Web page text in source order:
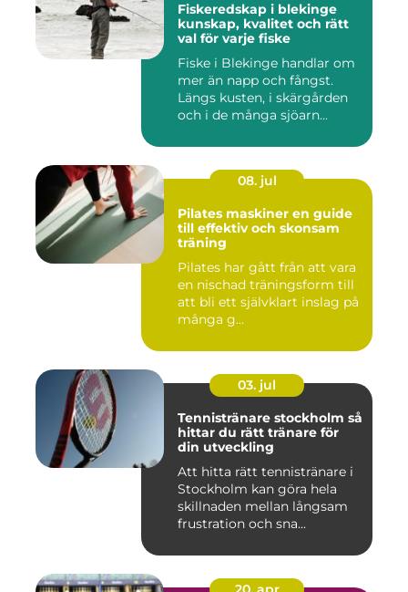
Fiskeredskap i blekinge
kunskap, kvalitet och rätt
val för varje fiske
Fiske i Blekinge handlar om
mer än napp och fångst.
Längs kusten, i skärgården
och i de många sjöarn...
08. jul
Pilates maskiner en guide
till effektiv och skonsam
träning
Pilates har gått från att vara
en nischad träningsform till
att bli ett självklart inslag på
många g...
03. jul
Tennistränare stockholm så
hittar du rätt tränare för
din utveckling
Att hitta rätt tennistränare i
Stockholm kan göra hela
skillnaden mellan långsam
frustration och sna...